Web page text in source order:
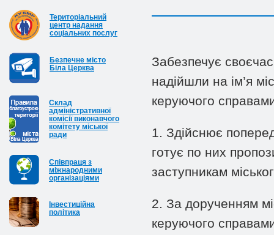
Територіальний
центр надання
соціальних послуг
Безпечне місто
Біла Церква
Cклад
адміністративної
комісії виконавчого
комітету міської
ради
Співпраця з
міжнародними
організаціями
Інвестиційна
політика
Забезпечує
надійшли на ім’я
керуючого
1. Здійснює
готує по них
заступникам
2. За дорученням
керуючого